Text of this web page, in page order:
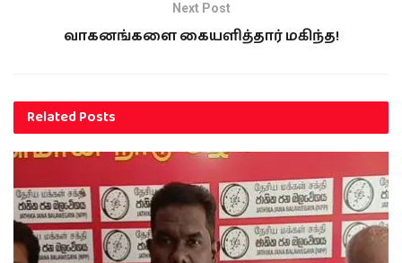
Next Post
வாகனங்களை கையளித்தார் மகிந்த!
RelatedPosts